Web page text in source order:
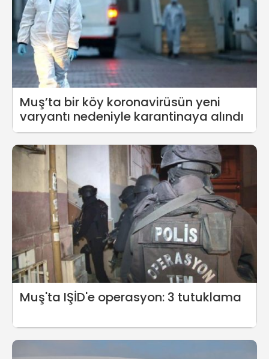
Muş’ta bir köy koronavirüsün yeni
varyantı nedeniyle karantinaya alındı
Muş'ta IŞİD'e operasyon: 3 tutuklama